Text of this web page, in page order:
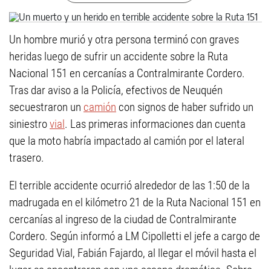
Un hombre murió y otra persona terminó con graves
heridas luego de sufrir un accidente sobre la Ruta
Nacional 151 en cercanías a Contralmirante Cordero.
Tras dar aviso a la Policía, efectivos de Neuquén
secuestraron un camión con signos de haber sufrido un
siniestrovial. Las primeras informaciones dan cuenta
que la moto habría impactado al camión por el lateral
trasero.
El terrible accidente ocurrió alrededor de las 1:50 de la
madrugada en el kilómetro 21 de la Ruta Nacional 151 en
cercanías al ingreso de la ciudad de Contralmirante
Cordero. Según informó a LM Cipolletti el jefe a cargo de
Seguridad Vial, Fabián Fajardo, al llegar el móvil hasta el